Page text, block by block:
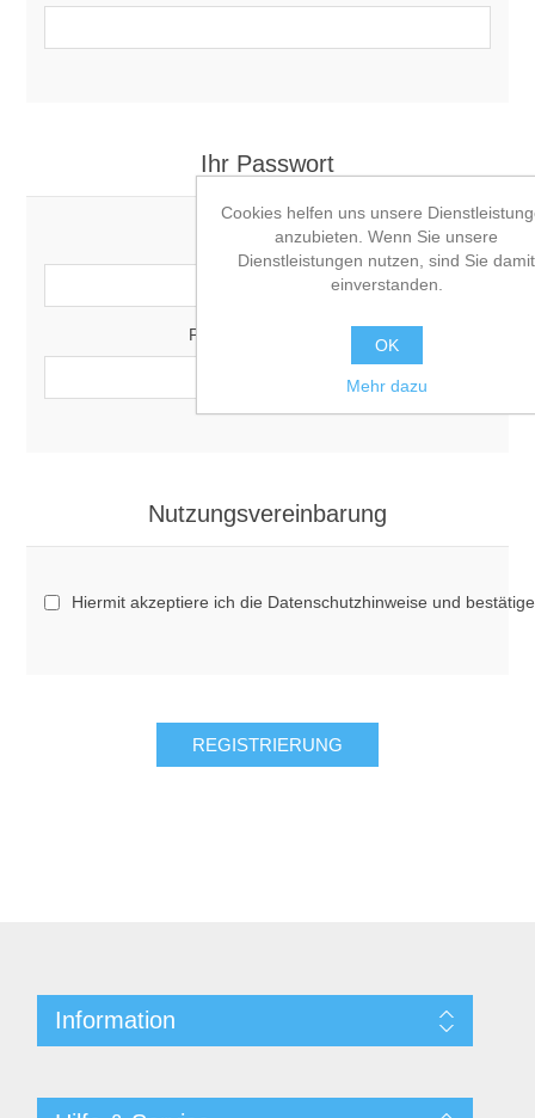
Ihr Passwort
Passwort:
Passwort bestätigen:
Nutzungsvereinbarung
Hiermit akzeptiere ich die Datenschutzhinweise und
Information
Cookies helfen uns unsere
anzubieten. Wenn Sie unsere
Dienstleistungen nutzen, sind Sie damit
einverstanden.
OK
Mehr dazu